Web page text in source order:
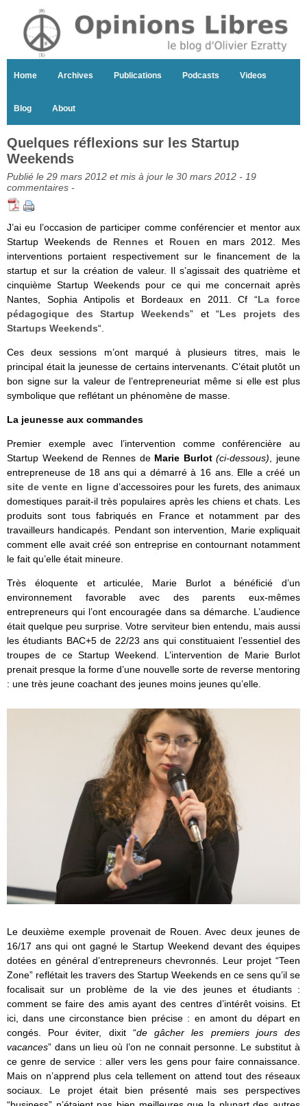
Home Archives Publications Podcasts Videos
Blog About
Quelques réflexions sur les Startup
Weekends
Publié le 29 mars 2012 et mis à jour le 30 mars 2012 - 19
commentaires -
J’ai eu l’occasion de participer comme conférencier et mentor aux
Startup Weekends de Renneset Rouen en mars 2012. Mes
interventions portaient respectivement sur le financement de la
startup et sur la création de valeur. Il s’agissait des quatrième et
cinquième Startup Weekends pour ce qui me concernait après
Nantes, Sophia Antipolis et Bordeaux en 2011. Cf “La force
pédagogique des Startup Weekends” et “Les projets des
Startups Weekends“.
Ces deux sessions m’ont marqué à plusieurs titres, mais le
principal était la jeunesse de certains intervenants. C’était plutôt un
bon signe sur la valeur de l’entrepreneuriat même si elle est plus
symbolique que reflétant un phénomène de masse.
La jeunesse aux commandes
Premier exemple avec l’intervention comme conférencière au
Startup Weekend de Rennes de Marie Burlot(ci-dessous), jeune
entrepreneuse de 18 ans qui a démarré à 16 ans. Elle a créé un
site de vente en ligned’accessoires pour les furets, des animaux
domestiques parait-il très populaires après les chiens et chats. Les
produits sont tous fabriqués en France et notamment par des
travailleurs handicapés. Pendant son intervention, Marie expliquait
comment elle avait créé son entreprise en contournant notamment
le fait qu’elle était mineure.
Très éloquente et articulée, Marie Burlot a bénéficié d’un
environnement favorable avec des parents eux-mêmes
entrepreneurs qui l’ont encouragée dans sa démarche. L’audience
était quelque peu surprise. Votre serviteur bien entendu, mais aussi
les étudiants BAC+5 de 22/23 ans qui constituaient l’essentiel des
troupes de ce Startup Weekend. L’intervention de Marie Burlot
prenait presque la forme d’une nouvelle sorte de reverse mentoring
: une très jeune coachant des jeunes moins jeunes qu’elle.
Le deuxième exemple provenait de Rouen. Avec deux jeunes de
16/17 ans qui ont gagné le Startup Weekend devant des équipes
dotées en général d’entrepreneurs chevronnés. Leur projet “Teen
Zone” reflétait les travers des Startup Weekends en ce sens qu’il se
focalisait sur un problème de la vie des jeunes et étudiants :
comment se faire des amis ayant des centres d’intérêt voisins. Et
ici, dans une circonstance bien précise : en amont du départ en
congés. Pour éviter, dixit “de gâcher les premiers jours des
vacances” dans un lieu où l’on ne connait personne. Le substitut à
ce genre de service : aller vers les gens pour faire connaissance.
Mais on n’apprend plus cela tellement on attend tout des réseaux
sociaux. Le projet était bien présenté mais ses perspectives